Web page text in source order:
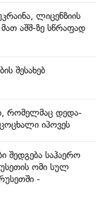
ლიცენზიის
მათ აშშ-ზე სწრაფად
შესახებ
რომელმაც დედა-
იპოვეს
შედგება საჰაერო
ომი სულ
-